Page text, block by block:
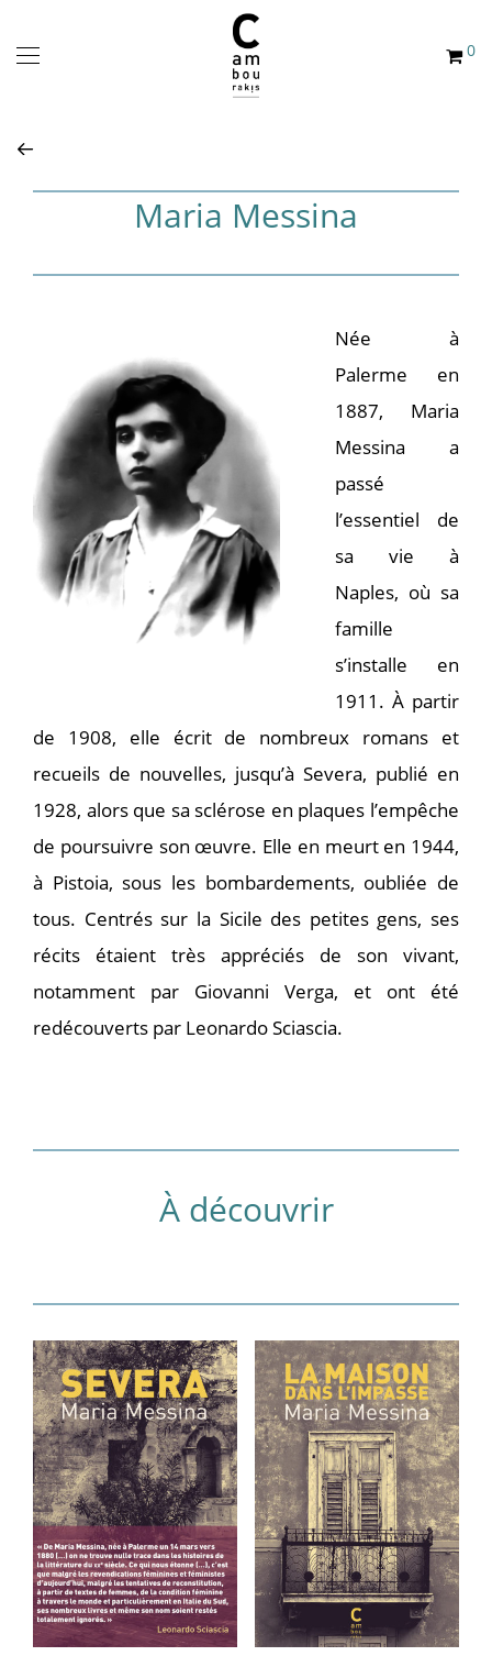
0
Maria Messina
Née à
Palerme en
1887, Maria
Messina a
passé
l’essentiel de
sa vie à
Naples, où sa
famille
s’installe en
1911. À partir
de 1908, elle écrit de nombreux romans et
recueils de nouvelles, jusqu’à Severa, publié en
1928, alors que sa sclérose en plaques l’empêche
de poursuivre son œuvre. Elle en meurt en 1944,
à Pistoia, sous les bombardements, oubliée de
tous. Centrés sur la Sicile des petites gens, ses
récits étaient très appréciés de son vivant,
notamment par Giovanni Verga, et ont été
redécouverts par Leonardo Sciascia.
À découvrir